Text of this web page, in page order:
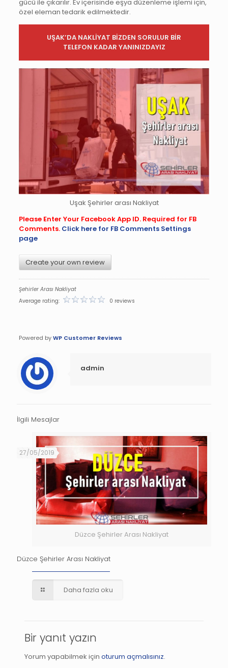
gücü ile çıkarılır. Ev içerisinde eşya düzenleme işlemi için,
özel eleman tedarik edilmektedir.
UŞAK’DA NAKLİYAT BİZDEN SORULUR BİR
TELEFON KADAR YANINIZDAYIZ
Uşak Şehirler arası Nakliyat
Please Enter Your Facebook App ID. Required for FB
Comments. Click here for FB Comments Settings
page
Create your own review
Şehirler Arası Nakliyat
Average rating:
0 reviews
Powered byWP Customer Reviews
admin
İlgili Mesajlar
Düzce Şehirler Arası Nakliyat
27/05/2019
Düzce Şehirler Arası Nakliyat
Daha fazla oku
Bir yanıt yazın
Yorum yapabilmek için oturum açmalısınız.